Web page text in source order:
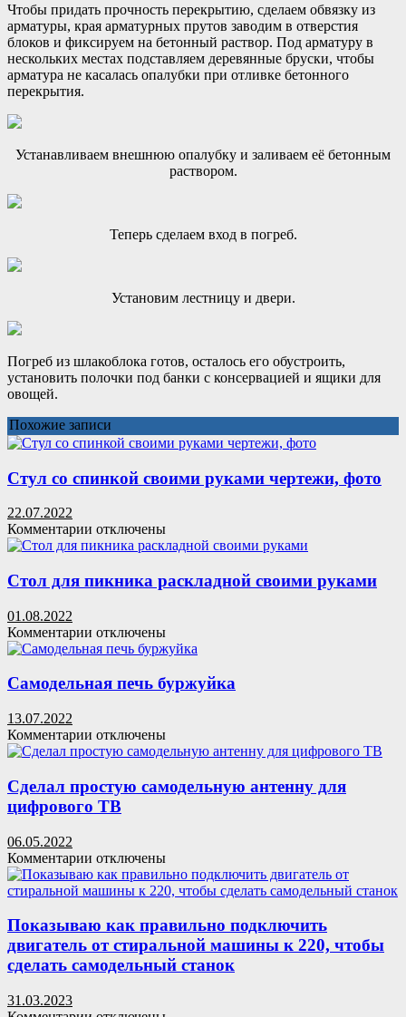
Чтобы придать прочность перекрытию, сделаем обвязку из
арматуры, края арматурных прутов заводим в отверстия
блоков и фиксируем на бетонный раствор. Под арматуру в
нескольких местах подставляем деревянные бруски, чтобы
арматура не касалась опалубки при отливке бетонного
перекрытия.
Устанавливаем внешнюю опалубку и заливаем её бетонным
раствором.
Теперь сделаем вход в погреб.
Установим лестницу и двери.
Погреб из шлакоблока готов, осталось его обустроить,
установить полочки под банки с консервацией и ящики для
овощей.
Похожие записи
Стул со спинкой своими руками чертежи, фото
22.07.2022
Комментарии к
записи
со
спинкой
чертежи,
фото
отключены
Стол для пикника раскладной своими руками
01.08.2022
Комментарии к
записи
для
своими
руками
отключены
Самодельная печь буржуйка
13.07.2022
Комментарии к
записи
печь
буржуйка
отключены
Сделал простую самодельную антенну для
цифрового ТВ
06.05.2022
Комментарии к
записи
Сделал
самодельную
для
цифрового
отключены
Показываю как правильно подключить
двигатель от стиральной машины к 220, чтобы
сделать самодельный станок
31.03.2023